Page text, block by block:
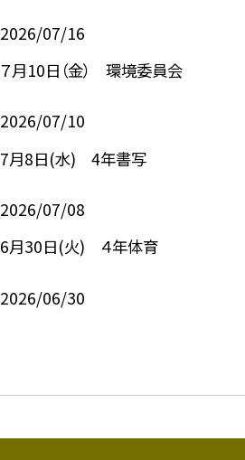
2026/07/16
７月10日（金） 環境委員会
2026/07/10
7月8日(水) 4年書写
2026/07/08
6月30日(火) ４年体育
2026/06/30